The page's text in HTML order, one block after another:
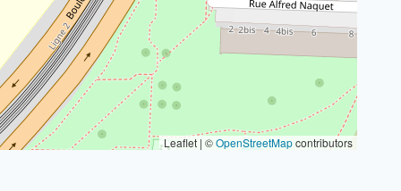
Leaflet | ©OpenStreetMapcontributors